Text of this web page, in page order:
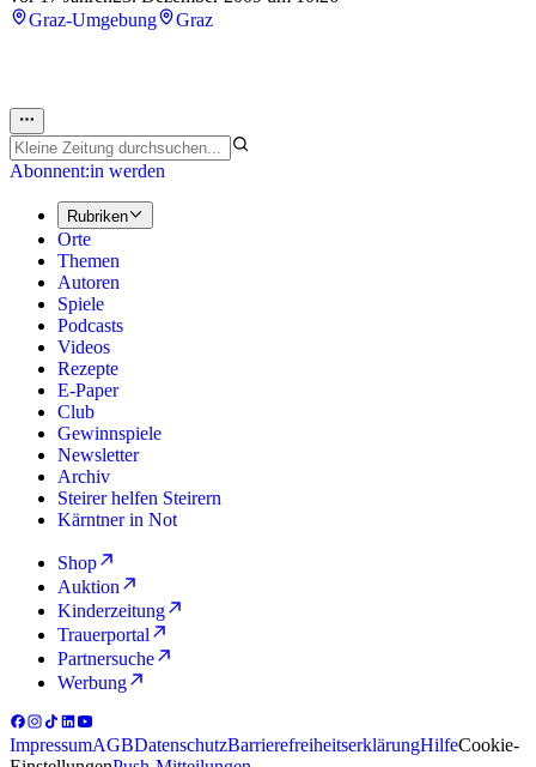
Graz-Umgebung
Graz
Abonnent:in werden
Rubriken
Orte
Themen
Autoren
Spiele
Podcasts
Videos
Rezepte
E-Paper
Club
Gewinnspiele
Newsletter
Archiv
Steirer helfen Steirern
Kärntner in Not
Shop
Auktion
Kinderzeitung
Trauerportal
Partnersuche
Werbung
ImpressumAGBDatenschutzBarrierefreiheitserklärungHilfeCookie-